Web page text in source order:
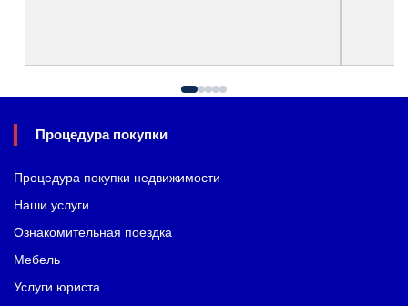
Процедура покупки
Процедура покупки недвижимости
Наши услуги
Ознакомительная поездка
Мебель
Услуги юриста